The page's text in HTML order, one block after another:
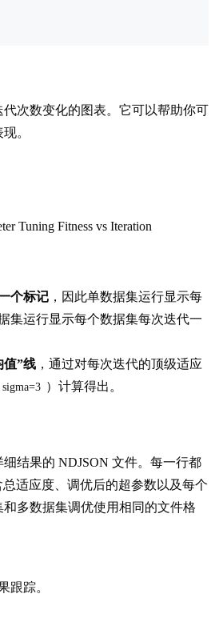
次数变化的图表。它可以帮助你可
。
个标记 ，因此单数据集运行显示每
集运行显示每个数据集每次迭代一
值”线 ，通过对每次迭代的顶级适应
sigma=3 ）计算得出。
结果的 NDJSON 文件。每一行都
总适应度、调优后的超参数以及每个
多数据集调优使用相同的文件格
跟踪。